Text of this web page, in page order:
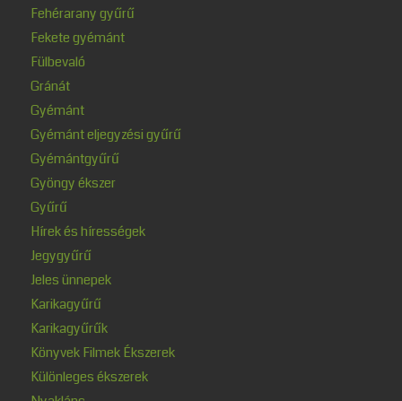
Fehérarany gyűrű
Fekete gyémánt
Fülbevaló
Gránát
Gyémánt
Gyémánt eljegyzési gyűrű
Gyémántgyűrű
Gyöngy ékszer
Gyűrű
Hírek és hírességek
Jegygyűrű
Jeles ünnepek
Karikagyűrű
Karikagyűrűk
Könyvek Filmek Ékszerek
Különleges ékszerek